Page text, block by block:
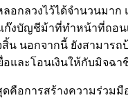
อกลวงไว้ได้จำนวนมาก
งบัญชีม้าที่ทำหน้าที่ถอน
สิ้น นอกจากนี้ ยังสามารถ
อและโอนเงินให้กับมิจฉา
คือการสร้างความร่วมมื